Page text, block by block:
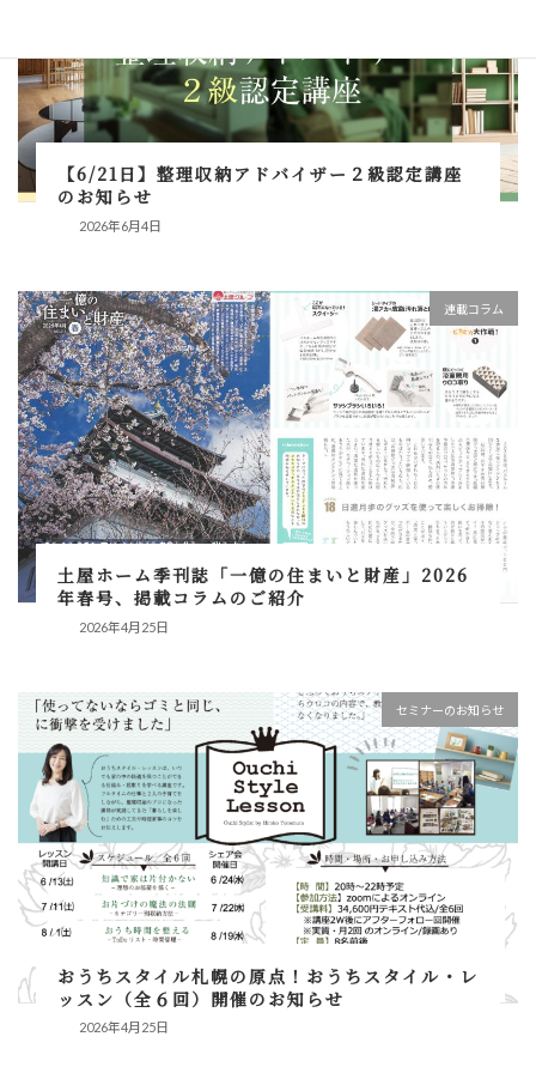
【6/21日】整理収納アドバイザー２級認定講座
のお知らせ
2026年6月4日
連載コラム
土屋ホーム季刊誌「一億の住まいと財産」2026
年春号、掲載コラムのご紹介
2026年4月25日
セミナーのお知らせ
おうちスタイル札幌の原点！おうちスタイル・レ
ッスン（全６回）開催のお知らせ
2026年4月25日